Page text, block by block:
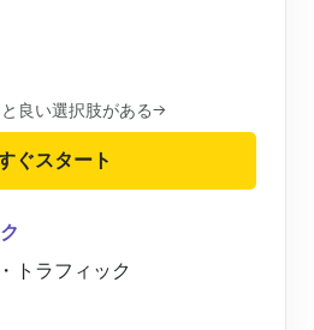
良い選択肢がある→
ぐスタート
トラフィック